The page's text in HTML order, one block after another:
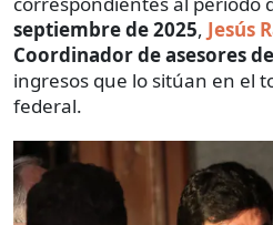
septiembre de 2025, Jesús
Coordinador de asesores
ingresos que lo sitúan en el
federal.